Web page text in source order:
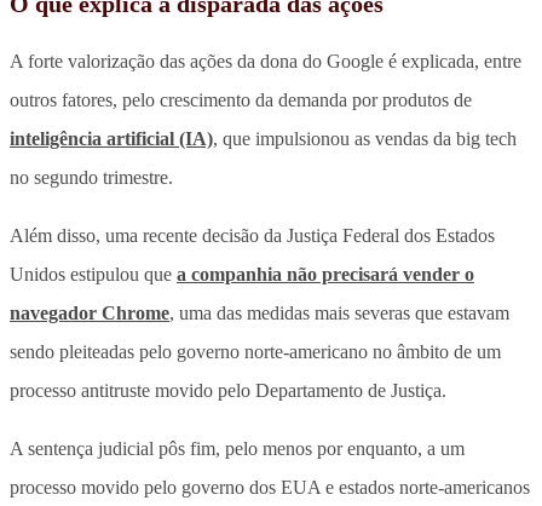
A forte valorização das ações da dona do Google é explicada, entre
outros fatores, pelo crescimento da demanda por produtos de
inteligência artificial (IA), que impulsionou as vendas da big tech
no segundo trimestre.
Além disso, uma recente decisão da Justiça Federal dos Estados
Unidos estipulou que a companhia não precisará vender o
navegador Chrome, uma das medidas mais severas que estavam
sendo pleiteadas pelo governo norte-americano no âmbito de um
processo antitruste movido pelo Departamento de Justiça.
A sentença judicial pôs fim, pelo menos por enquanto, a um
processo movido pelo governo dos EUA e estados norte-americanos